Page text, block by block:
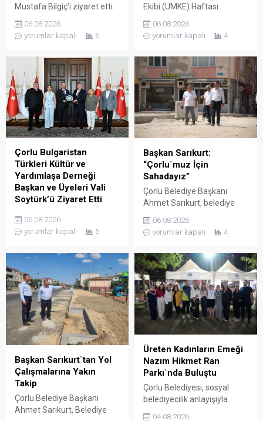
Mustafa Bilgiç’i ziyaret etti.
Bilgiç ve Tekirdağ İl
Müftülüğü personeli
Soytürk ardından İl Müftüsü
Bilgiç ile bir süre görüşerek
müftülüğün çalışma ve
faaliyetleri hakkında bilgi
aldı. Günün anısına hatıra
fotoğrafı çekilmesinin
ardından ziyaret sona erdi.
06.08.2026
yorumlar kapalı
6
Ekibi (UMKE) Haftası
Müdürü Uzm. Dr. Lütfi
Çağatay Onar, Sağlık
Mustafa Dönmez ve UMKE
çalışanları, Tekirdağ valisi
Sayın Recep Soytürk’ü
makamında ziyaret etti.
Ziyaret sırasında İl Sağlık
Müdürü Onar, UMKE Haftası
münasebetiyle
düzenlenecek etkinlikler
hakkında Vali Soytürk’e bilgi
verdi. Ziyaretten...
06.08.2026
yorumlar kapalı
4
Çorlu Bulgaristan
Türkleri Kültür ve
Yardımlaşa Derneği
Başkan ve Üyeleri Vali
Soytürk’ü Ziyaret Etti
Çorlu Bulgaristan Türkleri
Kültür ve Yardımlaşa
Derneği Başkanı Güner Çetin
Tekirdağ valisi Sayın Recep
Soytürk’ü makamında
ziyaret etti.Dernek Başkanı
Çetin ve yönetim kurulu
üyeleri ile bir süre görüşen
Vali Soytürk, derneğin
çalışmaları hakkında bilgi
aldı.
06.08.2026
yorumlar kapalı
5
Başkan Sarıkurt:
“Çorlu`muz İçin
Sahadayız”
Çorlu Belediye Başkanı
Ahmet Sarıkurt, belediye
denetlemek ve
vatandaşlarla birebir temas
gerçekleştirdiği mahalle
gezilerine aralıksız devam
ediyor. Başkan Sarıkurt,
Kemalettin Mahallesi’nde
yürütülen çalışmaları
inceleyerek esnaf ve
vatandaşların taleplerini
dinledi. Çorlu Belediye
Başkanı Ahmet Sarıkurt,
saha denetimlerine
Kemalettin Mahallesi ile
devam etti. Başkan
Yardımcısı Adnan Kum’un
da...
06.08.2026
yorumlar kapalı
4
Başkan Sarıkurt`tan Yol
Çalışmalarına Yakın
Takip
Çorlu Belediye Başkanı
Ahmet Sarıkurt, Belediye
Üreten Kadınların Emeği
Nazım Hikmet Ran
Parkı`nda Buluştu
Çorlu Belediyesi, sosyal
belediyecilik anlayışıyla
kadınların ekonomik ve
04.08.2026